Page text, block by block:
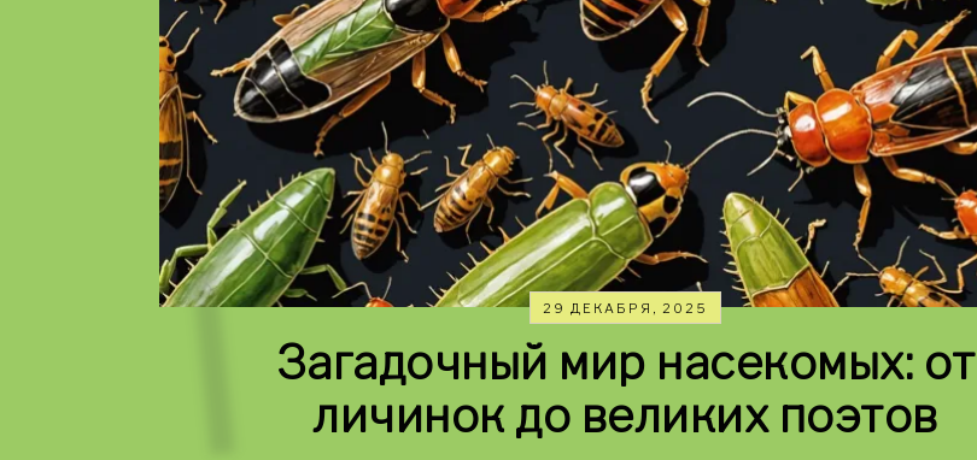
29 ДЕКАБРЯ, 2025
Загадочный мир насекомых: от
личинок до великих поэтов